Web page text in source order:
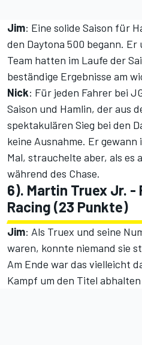
Jim: Eine solide Saison für
den Daytona 500 begann. Er
Team hatten im Laufe der
beständige Ergebnisse am
Nick: Für jeden Fahrer bei
Saison und Hamlin, der aus
spektakulären Sieg bei den
keine Ausnahme. Er gewann
Mal, strauchelte aber, als es
während des Chase.
6). Martin Truex Jr. -
Racing (23 Punkte)
Jim: Als Truex und seine
waren, konnte niemand sie
Am Ende war das vielleicht
Kampf um den Titel